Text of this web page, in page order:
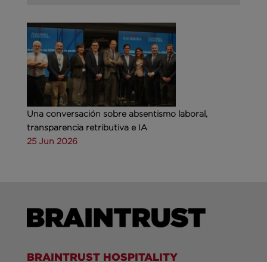
Una conversación sobre absentismo laboral,
transparencia retributiva e IA
25 Jun 2026
BRAINTRUST HOSPITALITY